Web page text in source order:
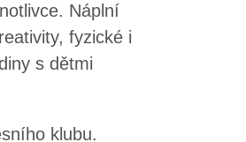
Náplní
fyzické i
s dětmi
klubu.